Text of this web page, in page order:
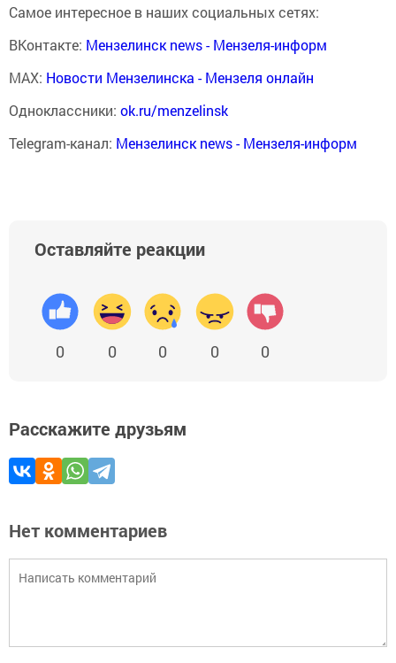
Самое интересное в наших социальных сетях:
ВКонтакте: Мензелинск news - Мензеля-информ
MAX: Новости Мензелинска - Мензеля онлайн
Одноклассники: ok.ru/menzelinsk
Telegram-канал: Мензелинск news - Мензеля-информ
Оставляйте реакции
0 0 0 0 0
Расскажите друзьям
Нет комментариев